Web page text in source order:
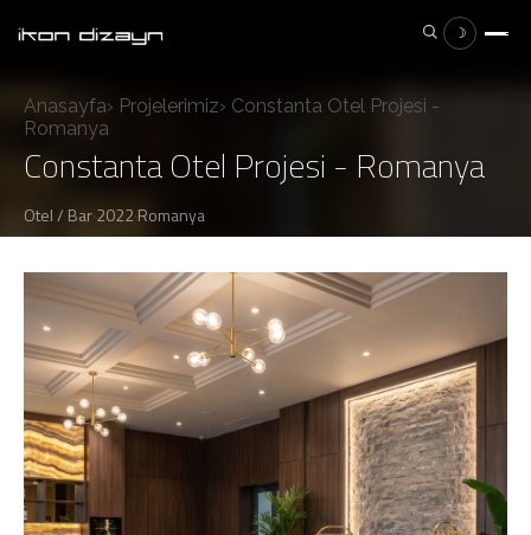
☽
ESC
Aramak istediğiniz ürünü yazın...
Anasayfa› Projelerimiz› Constanta Otel Projesi -
Romanya
Constanta Otel Projesi - Romanya
Otel / Bar·2022·Romanya